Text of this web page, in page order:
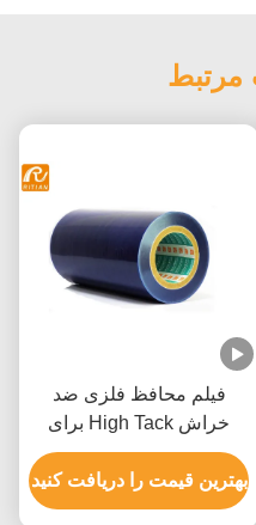
فیلم محافظ فلزی ضد
خراش High Tack برای
سطح فلز
بهترین قیمت را دریافت کنید